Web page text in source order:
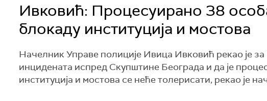
Ивковић: Процесуирано 38
блокаду институција и мостова
Начелник Управе полиције Ивица Ивковић рекао је за
инцидената испред Скупштине Београда и да је
институција и мостова се неће толерисати, рекао је